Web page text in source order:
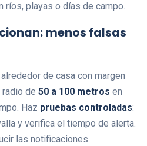
ríos, playas o días de campo.
menos falsas
de casa con margen
de 50 a 100 metros en
Haz pruebas controladas:
y verifica el tiempo de alerta.
las notificaciones